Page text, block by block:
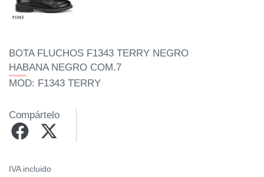
BOTA FLUCHOS F1343 TERRY NEGRO
HABANA NEGRO COM.7
MOD: F1343 TERRY
Compártelo
IVA incluido